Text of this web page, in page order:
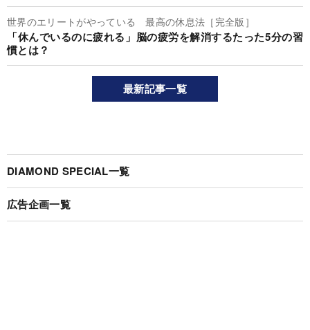
世界のエリートがやっている 最高の休息法［完全版］
「休んでいるのに疲れる」脳の疲労を解消するたった5分の習
慣とは？
最新記事一覧
DIAMOND SPECIAL一覧
広告企画一覧